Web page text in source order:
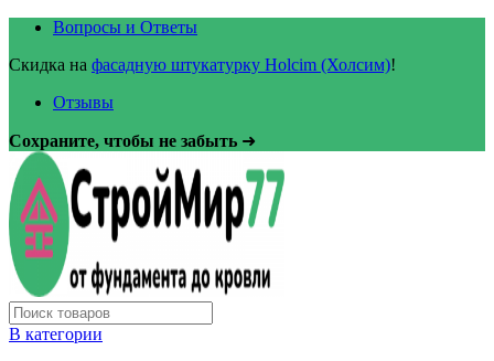
Вопросы и Ответы
Скидка на фасадную штукатурку Holcim (Холсим)!
Отзывы
Сохраните, чтобы не забыть ➜
В категории